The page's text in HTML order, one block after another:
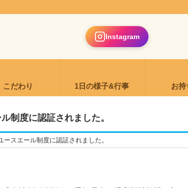
Instagram
こだわり 1日の様子&行事 お持
制度に認証されました。
スエール制度に認証されました。